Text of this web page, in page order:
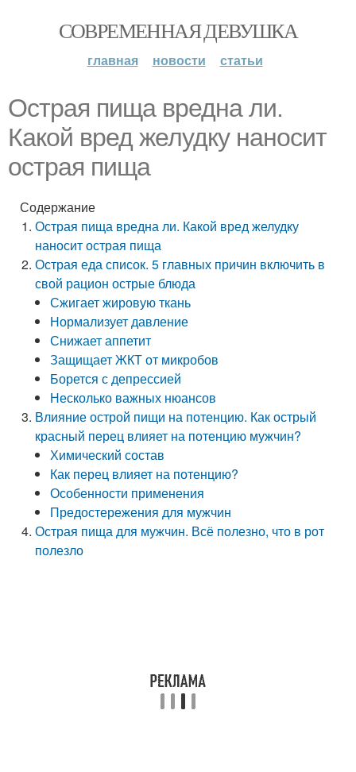
СОВРЕМЕННАЯ ДЕВУШКА
главная новости статьи
Острая пища вредна ли.
Какой вред желудку наносит
острая пища
Содержание
Острая пища вредна ли. Какой вред желудку
наносит острая пища
Острая еда список. 5 главных причин включить в
свой рацион острые блюда
Сжигает жировую ткань
Нормализует давление
Снижает аппетит
Защищает ЖКТ от микробов
Борется с депрессией
Несколько важных нюансов
Влияние острой пищи на потенцию. Как острый
красный перец влияет на потенцию мужчин?
Химический состав
Как перец влияет на потенцию?
Особенности применения
Предостережения для мужчин
Острая пища для мужчин. Всё полезно, что в рот
полезло